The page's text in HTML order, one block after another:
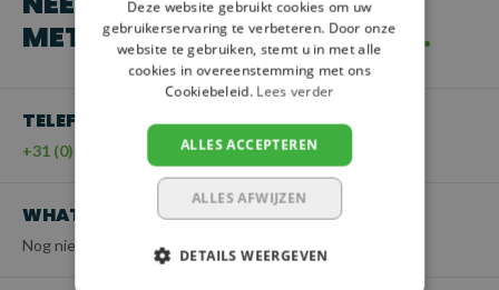
MET ONZE KLANTENSERVICE
TELEFOON
+31 (0)55 - 203 21 43
WHATSAPP
Nog niet beschikbaar
Deze website gebruikt cookies om uw
gebruikerservaring te verbeteren. Door onze
website te gebruiken, stemt u in met alle
cookies in overeenstemming met ons
Cookiebeleid. Lees verder
ALLES ACCEPTEREN
ALLES AFWIJZEN
DETAILS WEERGEVEN